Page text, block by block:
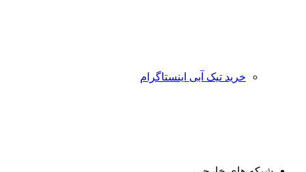
خرید تیک آبی اینستاگرام